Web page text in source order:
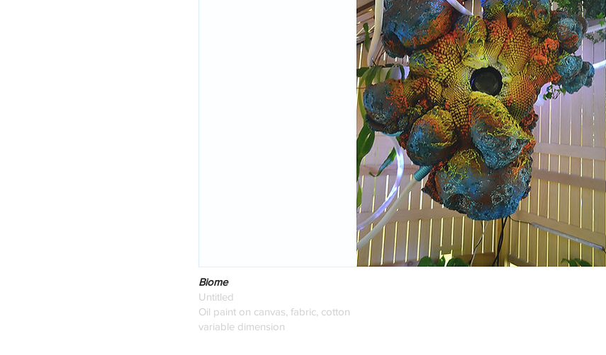
Biome
Untitled
Oil paint on canvas, fabric, cotton
variable dimension